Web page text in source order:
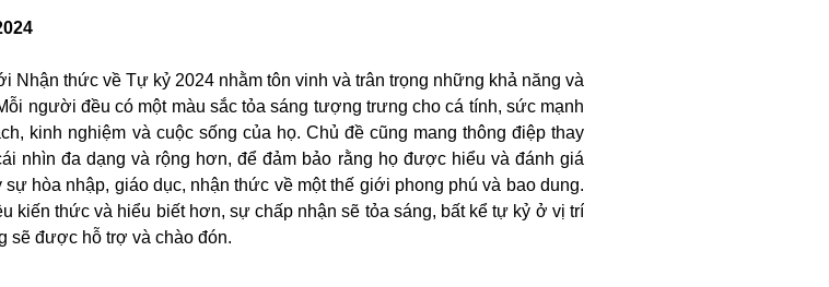
Nhận thức về Tự kỷ 2024 nhằm tôn vinh và trân trọng những khả năng và
người đều có một màu sắc tỏa sáng tượng trưng cho cá tính, sức mạnh
kinh nghiệm và cuộc sống của họ. Chủ đề cũng mang thông điệp thay
nhìn đa dạng và rộng hơn, để đảm bảo rằng họ được hiểu và đánh giá
hòa nhập, giáo dục, nhận thức về một thế giới phong phú và bao dung.
kiến thức và hiểu biết hơn, sự chấp nhận sẽ tỏa sáng, bất kể tự kỷ ở vị trí
sẽ được hỗ trợ và chào đón.